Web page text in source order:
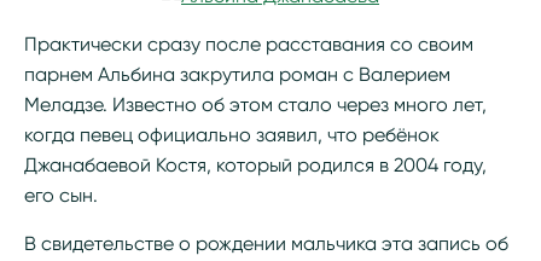
Практически сразу после расставания со своим
парнем Альбина закрутила роман с Валерием
Меладзе. Известно об этом стало через много лет,
когда певец официально заявил, что ребёнок
Джанабаевой Костя, который родился в 2004 году,
его сын.
В свидетельстве о рождении мальчика эта запись об